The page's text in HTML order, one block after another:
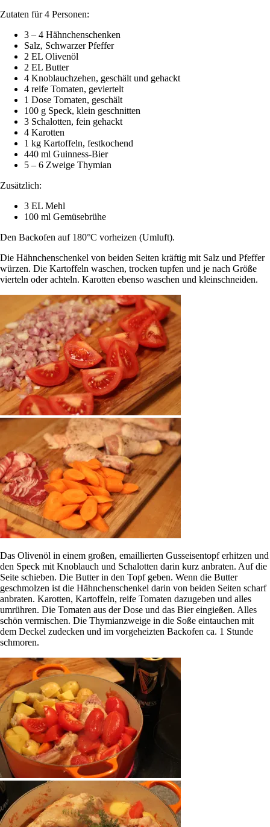
Zutaten für 4 Personen:
3 – 4 Hähnchenschenken
Salz, Schwarzer Pfeffer
2 EL Olivenöl
2 EL Butter
4 Knoblauchzehen, geschält und gehackt
4 reife Tomaten, geviertelt
1 Dose Tomaten, geschält
100 g Speck, klein geschnitten
3 Schalotten, fein gehackt
4 Karotten
1 kg Kartoffeln, festkochend
440 ml Guinness-Bier
5 – 6 Zweige Thymian
Zusätzlich:
3 EL Mehl
100 ml Gemüsebrühe
Den Backofen auf 180°C vorheizen (Umluft).
Die Hähnchenschenkel von beiden Seiten kräftig mit Salz und Pfeffer
würzen. Die Kartoffeln waschen, trocken tupfen und je nach Größe
vierteln oder achteln. Karotten ebenso waschen und kleinschneiden.
Das Olivenöl in einem großen, emaillierten Gusseisentopf erhitzen und
den Speck mit Knoblauch und Schalotten darin kurz anbraten. Auf die
Seite schieben. Die Butter in den Topf geben. Wenn die Butter
geschmolzen ist die Hähnchenschenkel darin von beiden Seiten scharf
anbraten. Karotten, Kartoffeln, reife Tomaten dazugeben und alles
umrühren. Die Tomaten aus der Dose und das Bier eingießen. Alles
schön vermischen. Die Thymianzweige in die Soße eintauchen mit
dem Deckel zudecken und im vorgeheizten Backofen ca. 1 Stunde
schmoren.